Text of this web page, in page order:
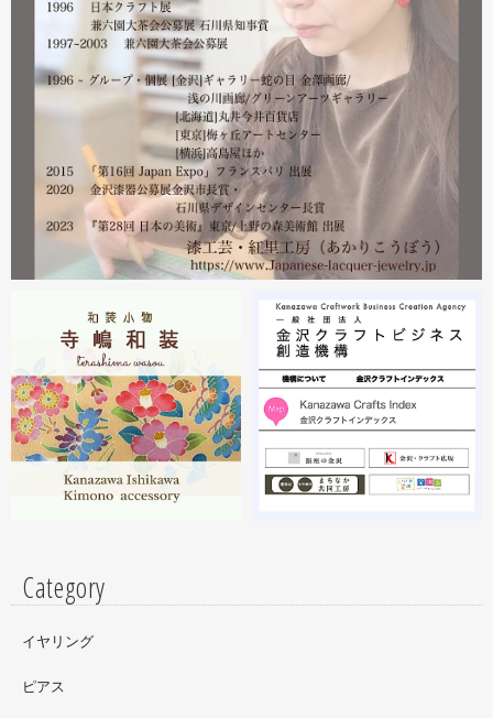
漆工芸・紅里工房 寺嶋絵里子
2023.02
2月21日から27日まで 仙台三越で開催中の『第22回 金
沢・能登 美味と美技展』に出展しています。会場には作
者本人がおりますのでお近くの方はぜひ遊びにいらしてく
ださい。お待ちしております。
2月19日から23日まで 東京・上野の森美術館で開催中の
『第28回 日本の美術展』に出展しています。
2023.02
昨年初めからT-BASE銀座ギャラリーさんのご依頼で螺鈿
細工のソフビフィギュア装飾のお仕事させていただいてま
す。広面積への螺鈿細工や蒔絵となりますのでかなりの高
額品になりますがご好評のようで嬉しい限りです(^^)写真
はドラマに登場していたキャラクターです。
Category
イヤリング
ピアス